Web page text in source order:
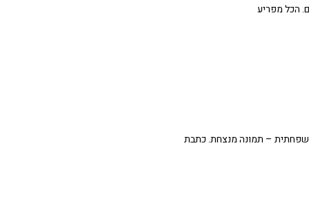
משפחתית – תמונה מנצחת. כתבת